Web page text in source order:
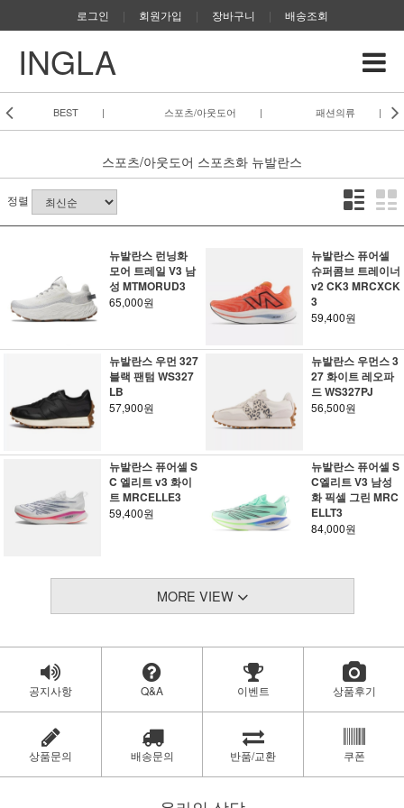
로그인 | 회원가입 | 장바구니 | 배송조회
INGLA
BEST | 스포츠/아웃도어 | 패션의류 |
스포츠/아웃도어 스포츠화 뉴발란스
정렬
뉴발란스 런닝화
모어 트레일 V3 남
성 MTMORUD3
65,000원
뉴발란스 퓨어셀
슈퍼콤브 트레이너
v2 CK3 MRCXCK
3
59,400원
뉴발란스 우먼 327
블랙 팬텀 WS327
LB
57,900원
뉴발란스 우먼스 3
27 화이트 레오파
드 WS327PJ
56,500원
뉴발란스 퓨어셀 S
C 엘리트 v3 화이
트 MRCELLE3
59,400원
뉴발란스 퓨어셀 S
C엘리트 V3 남성
화 픽셀 그린 MRC
ELLT3
84,000원
MORE VIEW
공지사항 Q&A 이벤트 상품후기
상품문의 배송문의 반품/교환 쿠폰